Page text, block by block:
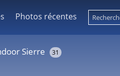
Photos récentes
Sierre 31